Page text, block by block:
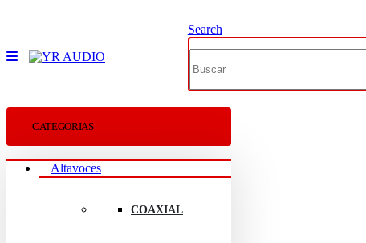
Search
CATEGORIAS
Altavoces
COAXIAL